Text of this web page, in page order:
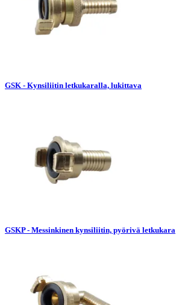
GSK - Kynsiliitin letkukaralla, lukittava
GSKP - Messinkinen kynsiliitin, pyörivä letkukara